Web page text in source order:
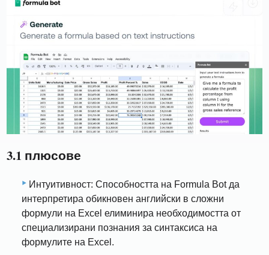
3.1 плюсове
Интуитивност: Способността на Formula Bot да
интерпретира обикновен английски в сложни
формули на Excel елиминира необходимостта от
специализирани познания за синтаксиса на
формулите на Excel.